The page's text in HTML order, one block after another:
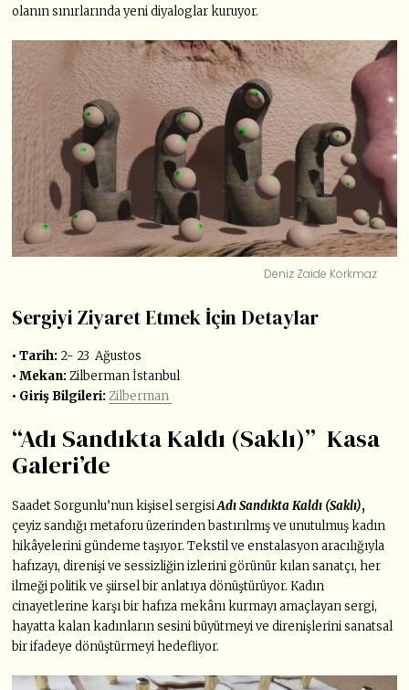
olanın sınırlarında yeni diyaloglar kuruyor.
Deniz Zaide Korkmaz
Sergiyi Ziyaret Etmek İçin Detaylar
• Tarih: 2- 23 Ağustos
• Mekan: Zilberman İstanbul
• Giriş Bilgileri:Zilberman
“Adı Sandıkta Kaldı (Saklı)” Kasa
Galeri’de
Saadet Sorgunlu’nun kişisel sergisiAdı Sandıkta Kaldı (Saklı),
çeyiz sandığı metaforu üzerinden bastırılmış ve unutulmuş kadın
hikâyelerini gündeme taşıyor. Tekstil ve enstalasyon aracılığıyla
hafızayı, direnişi ve sessizliğin izlerini görünür kılan sanatçı, her
ilmeği politik ve şiirsel bir anlatıya dönüştürüyor. Kadın
cinayetlerine karşı bir hafıza mekânı kurmayı amaçlayan sergi,
hayatta kalan kadınların sesini büyütmeyi ve direnişlerini sanatsal
bir ifadeye dönüştürmeyi hedefliyor.